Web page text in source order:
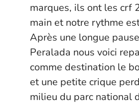
marques, ils ont les crf
main et notre rythme
Après une longue
Peralada nous voici
comme destination le
et une petite crique
milieu du parc national